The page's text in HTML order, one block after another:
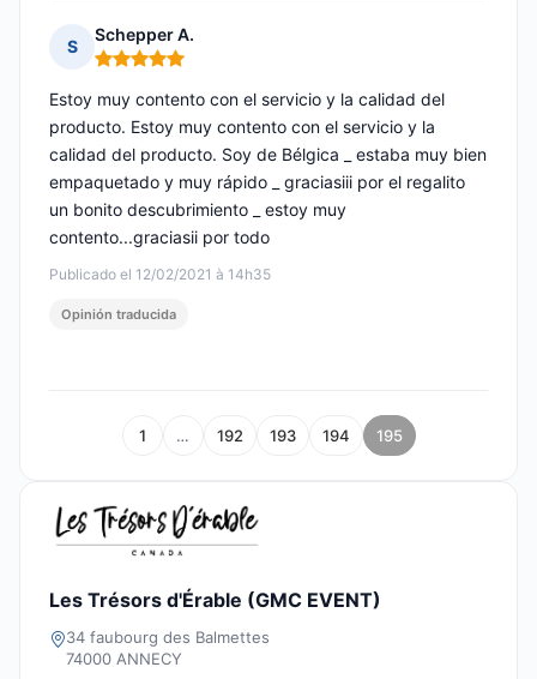
S
Schepper A.
Nota: 5 de 5
Publicado el 12/02/2021 à 14h35
Estoy muy contento con el servicio y la calidad del
producto. Estoy muy contento con el servicio y la
calidad del producto. Soy de Bélgica _ estaba muy bien
empaquetado y muy rápido _ graciasiii por el regalito
un bonito descubrimiento _ estoy muy
contento...graciasii por todo
Opinión traducida
1 … 192 193 194 195
Les Trésors d'Érable (GMC EVENT)
34 faubourg des Balmettes
74000 ANNECY